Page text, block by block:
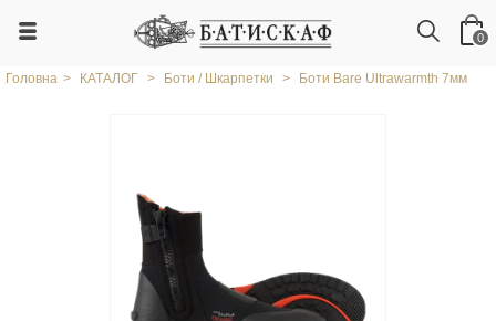
0
Головна > КАТАЛОГ > Боти / Шкарпетки > Боти Bare Ultrawarmth 7мм